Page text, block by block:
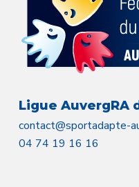
Ligue AuvergRA
contact@sportadapte-
04 74 19 16 16